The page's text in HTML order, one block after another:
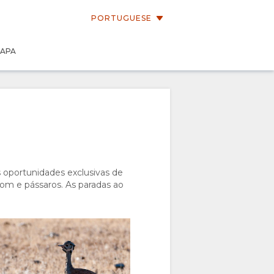
PORTUGUESE
exclusivas de
e pássaros. As paradas ao